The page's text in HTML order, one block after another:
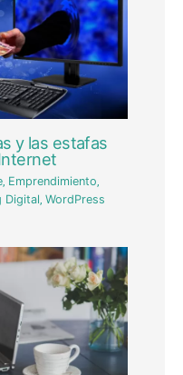
y las estafas
, Emprendimiento,
Digital,WordPress